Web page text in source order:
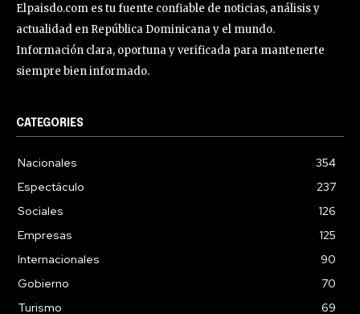
Elpaisdo.com es tu fuente confiable de noticias, análisis y
actualidad en República Dominicana y el mundo.
Información clara, oportuna y verificada para mantenerte
siempre bien informado.
CATEGORIES
Nacionales
354
Espectáculo
237
Sociales
126
Empresas
125
Internacionales
90
Gobierno
70
Turismo
69